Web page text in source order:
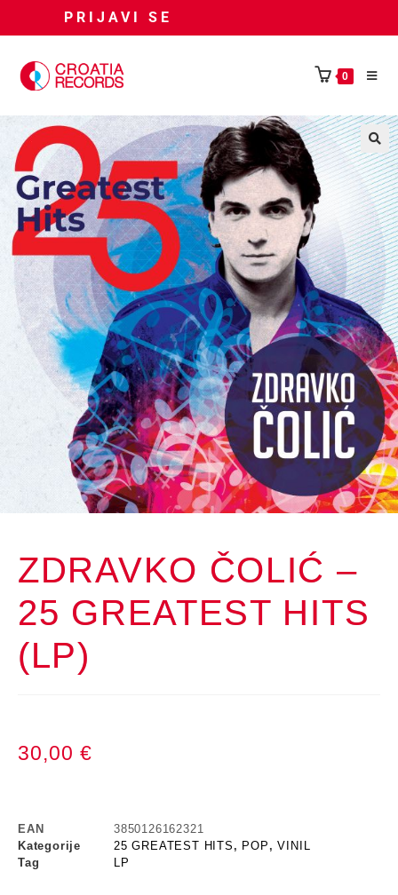
PRIJAVI SE
0
ZDRAVKO ČOLIĆ –
25 GREATEST HITS
(LP)
30,00 €
EAN
3850126162321
Kategorije
25 GREATEST HITS , POP ,VINIL
Tag
LP